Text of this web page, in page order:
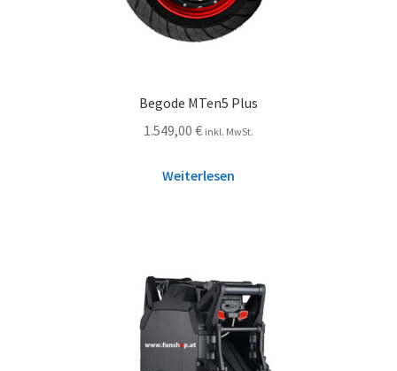
Begode MTen5 Plus
1.549,00 € inkl. MwSt.
Weiterlesen